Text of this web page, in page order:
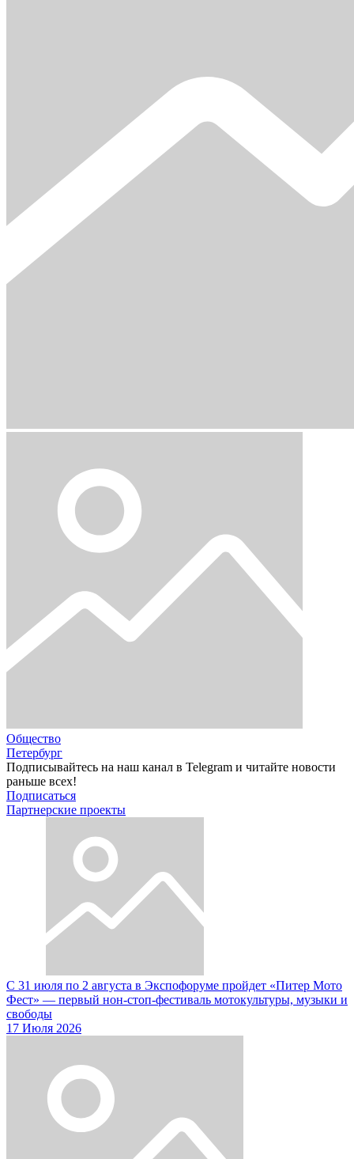
Общество
Петербург
Подписывайтесь на наш канал в Telegram и читайте новости
раньше всех!
Подписаться
Партнерские проекты
С 31 июля по 2 августа в Экспофоруме пройдет «Питер Мото
Фест» — первый нон-стоп-фестиваль мотокультуры, музыки и
свободы
17 Июля 2026